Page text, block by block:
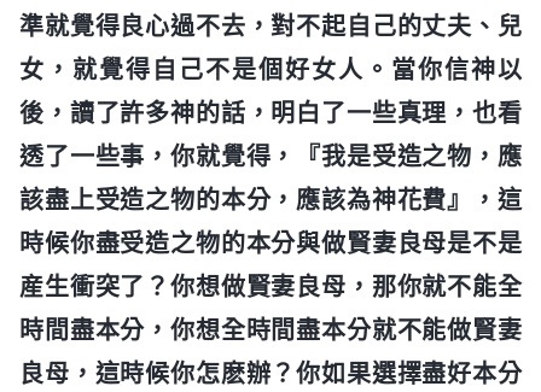
準就覺得良心過不去，對不起自己的丈夫、兒
女，就覺得自己不是個好女人。當你信神以
後，讀了許多神的話，明白了一些真理，也看
透了一些事，你就覺得，『我是受造之物，應
該盡上受造之物的本分，應該為神花費』，這
時候你盡受造之物的本分與做賢妻良母是不是
産生衝突了？你想做賢妻良母，那你就不能全
時間盡本分，你想全時間盡本分就不能做賢妻
良母，這時候你怎麽辦？你如果選擇盡好本分